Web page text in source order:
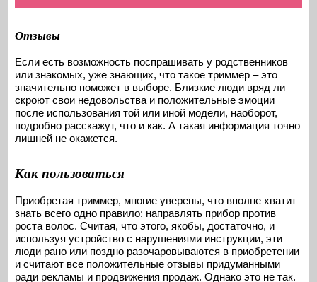
Отзывы
Если есть возможность поспрашивать у родственников
или знакомых, уже знающих, что такое триммер – это
значительно поможет в выборе. Близкие люди вряд ли
скроют свои недовольства и положительные эмоции
после использования той или иной модели, наоборот,
подробно расскажут, что и как. А такая информация точно
лишней не окажется.
Как пользоваться
Приобретая триммер, многие уверены, что вполне хватит
знать всего одно правило: направлять прибор против
роста волос. Считая, что этого, якобы, достаточно, и
используя устройство с нарушениями инструкции, эти
люди рано или поздно разочаровываются в приобретении
и считают все положительные отзывы придуманными
ради рекламы и продвижения продаж. Однако это не так.